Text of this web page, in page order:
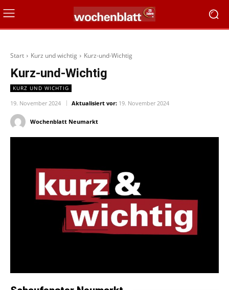
Start Kurz und wichtig Kurz-und-Wichtig
Kurz-und-Wichtig
KURZ UND WICHTIG
19. November 2024 Aktualisiert vor: 19. November 2024
Wochenblatt Neumarkt